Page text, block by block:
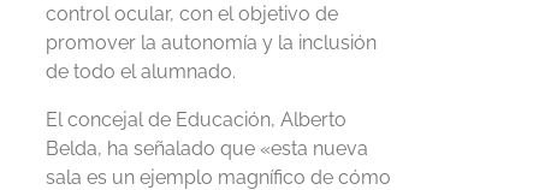
control ocular, con el objetivo de
promover la autonomía y la inclusión
de todo el alumnado.
El concejal de Educación, Alberto
Belda, ha señalado que «esta nueva
sala es un ejemplo magnífico de cómo